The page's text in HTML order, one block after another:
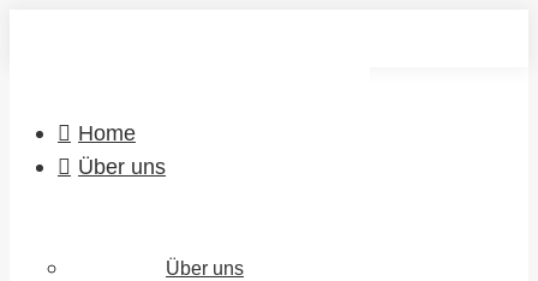
Home
Über uns
Über uns